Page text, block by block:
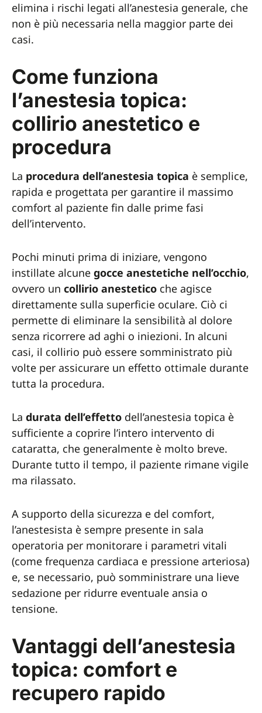
elimina i rischi legati all’anestesia generale, che
non è più necessaria nella maggior parte dei
casi.
Come funziona
l’anestesia topica:
collirio anestetico e
procedura
La procedura dell’anestesia topica è semplice,
rapida e progettata per garantire il massimo
comfort al paziente fin dalle prime fasi
dell’intervento.
Pochi minuti prima di iniziare, vengono
instillate alcune gocce anestetiche nell’occhio,
ovvero un collirio anestetico che agisce
direttamente sulla superficie oculare. Ciò ci
permette di eliminare la sensibilità al dolore
senza ricorrere ad aghi o iniezioni. In alcuni
casi, il collirio può essere somministrato più
volte per assicurare un effetto ottimale durante
tutta la procedura.
La durata dell’effetto dell’anestesia topica è
sufficiente a coprire l’intero intervento di
cataratta, che generalmente è molto breve.
Durante tutto il tempo, il paziente rimane vigile
ma rilassato.
A supporto della sicurezza e del comfort,
l’anestesista è sempre presente in sala
operatoria per monitorare i parametri vitali
(come frequenza cardiaca e pressione arteriosa)
e, se necessario, può somministrare una lieve
sedazione per ridurre eventuale ansia o
tensione.
Vantaggi dell’anestesia
topica: comfort e
recupero rapido